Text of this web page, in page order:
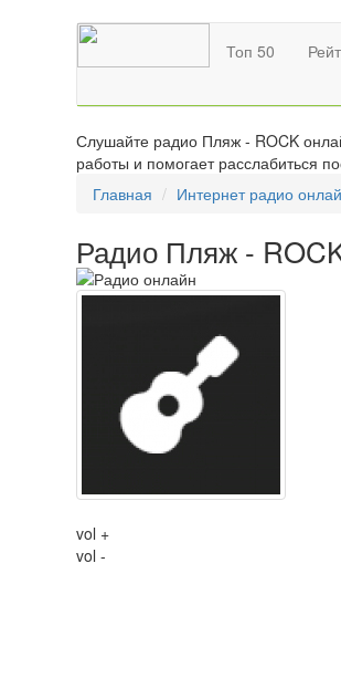
Топ 50
Слушайте радио Пляж - ROCK
работы и помогает расслабиться
Главная
Интернет радио
Радио Пляж -
vol +
vol -